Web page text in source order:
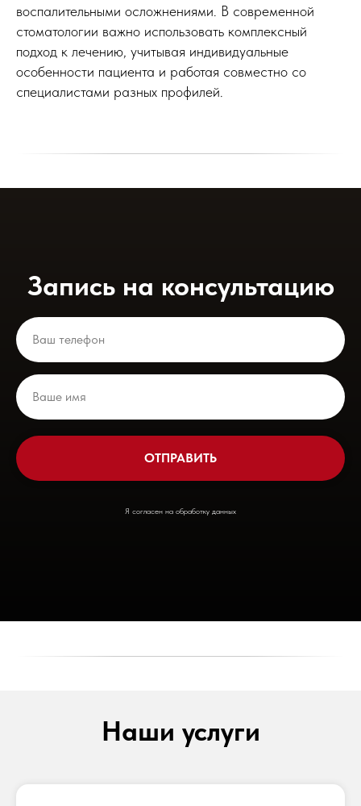
воспалительными осложнениями. В современной
стоматологии важно использовать комплексный
подход к лечению, учитывая индивидуальные
особенности пациента и работая совместно со
специалистами разных профилей.
Запись на консультацию
ОТПРАВИТЬ
Я согласен на обработку данных
Наши услуги